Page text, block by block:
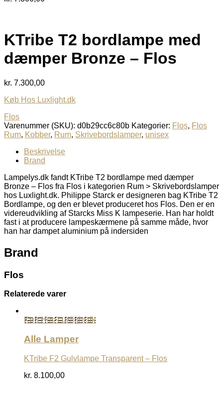
KTribe T2 bordlampe med
dæmper Bronze – Flos
kr. 7.300,00
Køb Hos Luxlight.dk
Flos
Varenummer (SKU): d0b29cc6c80b Kategorier: Flos, Flos
Rum, Kobber, Rum, Skrivebordslamper, unisex
Beskrivelse
Brand
Lampelys.dk fandt KTribe T2 bordlampe med dæmper
Bronze – Flos fra Flos i kategorien Rum > Skrivebordslamper
hos Luxlight.dk. Philippe Starck er designeren bag KTribe T2
Bordlampe, og den er blevet produceret hos Flos. Den er en
videreudvikling af Starcks Miss K lampeserie. Han har holdt
fast i at producere lampeskærmene på samme måde, hvor
han har dampet aluminium på indersiden
Brand
Flos
Relaterede varer
Køb Hos Luxlight.dk
Alle Lamper
KTribe F2 Gulvlampe Transparent – Flos
kr. 8.100,00